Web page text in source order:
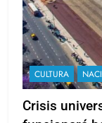
CULTURA
Crisis